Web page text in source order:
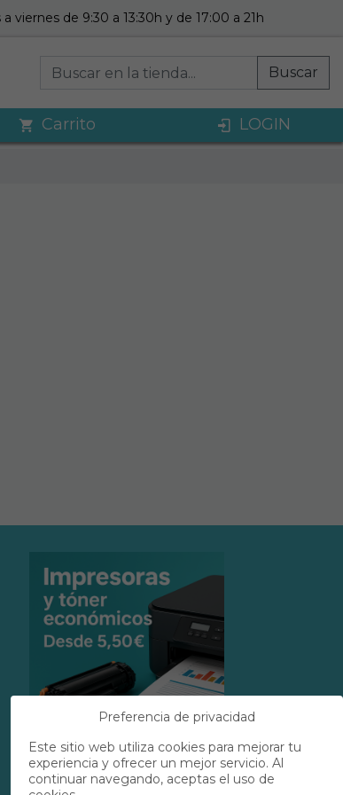
viernes de 9:30 a 13:30h y de 17:00 a 21h
Buscar
Carrito LOGIN
Preferencia de privacidad
Este sitio web utiliza cookies para mejorar tu
experiencia y ofrecer un mejor servicio. Al
continuar navegando, aceptas el uso de